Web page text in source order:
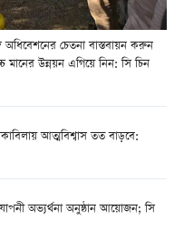
অধিবেশনের চেতনা বাস্তবায়ন করুন
উন্নয়ন এগিয়ে নিন: সি চিন
আত্মবিশ্বাস তত বাড়বে:
অভ্যর্থনা অনুষ্ঠান আয়োজন; সি